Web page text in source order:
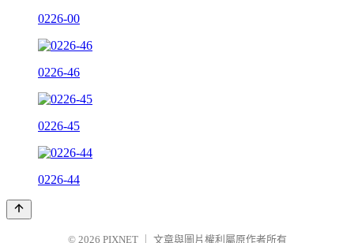
0226-00
0226-46
0226-45
0226-44
© 2026 PIXNET 文章與圖片權利屬原作者所有